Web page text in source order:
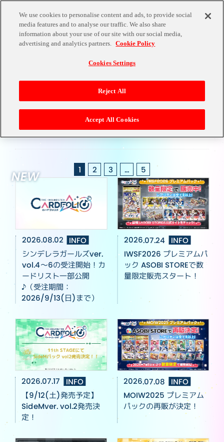
NEWS
INFO CAM
PAIGN EVENTS
1 2 3 … 5
2026.08.02 INFO
シンデレラガールズver.
vol.4～6の受注開始！カ
ードリスト一部公開
♪（受注期間：
2026/9/13(日)まで）
2026.07.24 INFO
IWSF2026 プレミアムパ
ック ASOBI STOREで数
量限定販売スタート！
2026.07.17 INFO
【9/12(土)発売予定】
SideMver. vol.2発売決
定！
2026.07.08 INFO
MOIW2025 プレミアム
パックの再販が決定！
We use cookies to personalise content and ads, to provide social
media features and to analyse our traffic. We also share
information about your use of our site with our social media,
advertising and analytics partners. Cookie Policy
Cookies Settings
Reject All
Accept All Cookies